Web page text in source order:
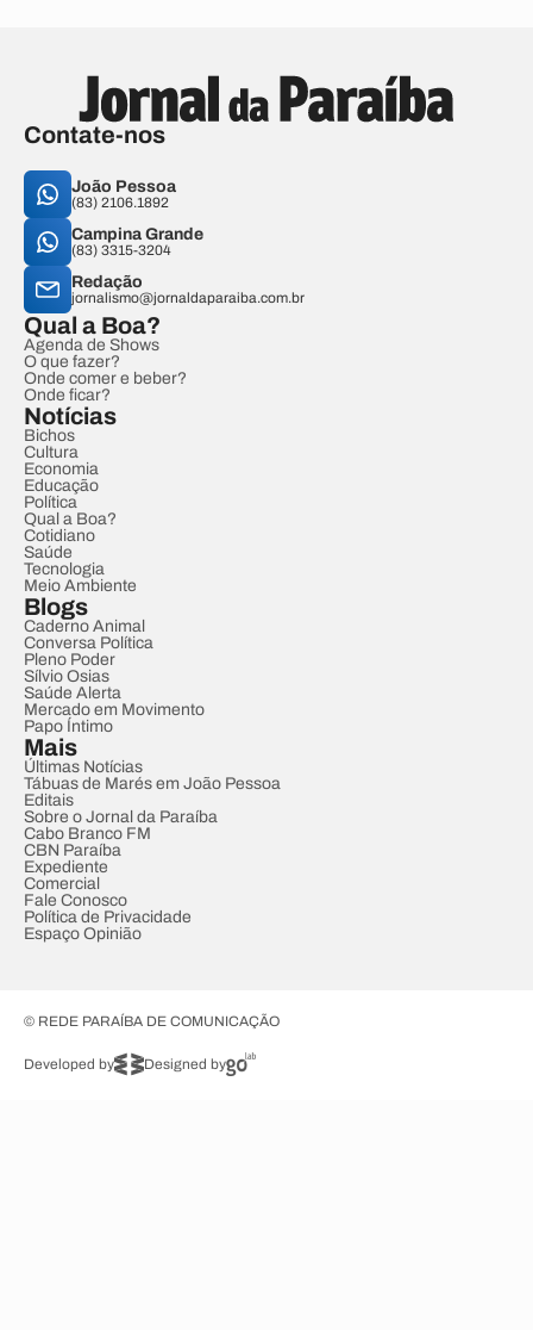
Contate-nos
João Pessoa
(83) 2106.1892
Campina Grande
(83) 3315-3204
Redação
jornalismo@jornaldaparaiba.com.br
Qual a Boa?
Agenda de Shows
O que fazer?
Onde comer e beber?
Onde ficar?
Notícias
Bichos
Cultura
Economia
Educação
Política
Qual a Boa?
Cotidiano
Saúde
Tecnologia
Meio Ambiente
Blogs
Caderno Animal
Conversa Política
Pleno Poder
Sílvio Osias
Saúde Alerta
Mercado em Movimento
Papo Íntimo
Mais
Últimas Notícias
Tábuas de Marés em João Pessoa
Editais
Sobre o Jornal da Paraíba
Cabo Branco FM
CBN Paraíba
Expediente
Comercial
Fale Conosco
Política de Privacidade
Espaço Opinião
© REDE PARAÍBA DE COMUNICAÇÃO
Developed by Designed by